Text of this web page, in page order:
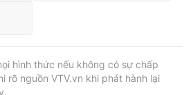
hình thức nếu không có sự chấp
rõ nguồn VTV.vn khi phát hành lại